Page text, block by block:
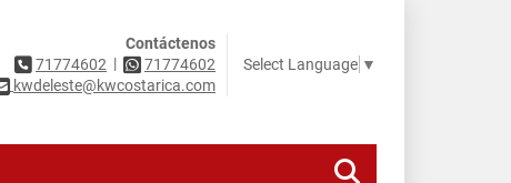
Contáctenos
71774602 |
71774602
kwdeleste@kwcostarica.com
Select Language ▼